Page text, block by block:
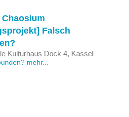
Falsch
Kulturhaus Dock 4, Kassel
mehr...